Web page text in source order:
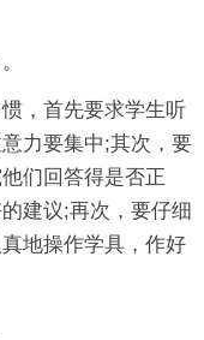
，首先要求学生听
力要集中;其次，要
们回答得是否正
建议;再次，要仔细
地操作学具，作好